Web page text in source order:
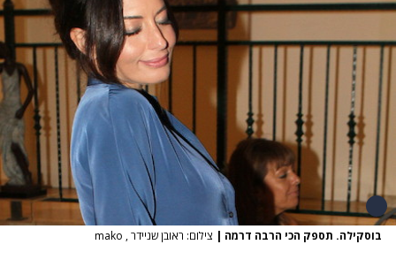
בוסקילה. תספק הכי הרבה דרמה | צילום: ראובן שניידר , mako